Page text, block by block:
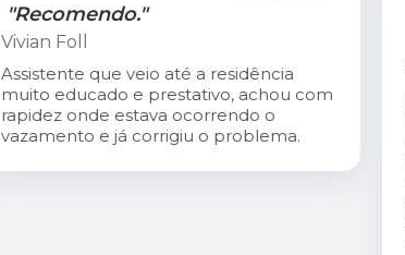
"Recomendo."
Vivian Foll
Assistente que veio até a residência
muito educado e prestativo, achou com
rapidez onde estava ocorrendo o
vazamento e já corrigiu o problema.